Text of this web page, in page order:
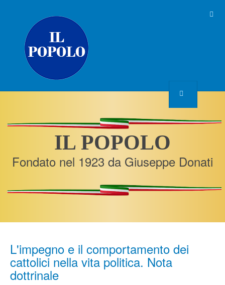
IL POPOLO
Fondato nel 1923 da Giuseppe Donati
L'impegno e il comportamento dei
cattolici nella vita politica. Nota
dottrinale